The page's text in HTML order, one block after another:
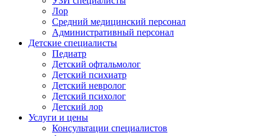
Лор
Средний медицинский персонал
Административный персонал
Детские специалисты
Педиатр
Детский офтальмолог
Детский психиатр
Детский невролог
Детский психолог
Детский лор
Услуги и цены
Консультации специалистов